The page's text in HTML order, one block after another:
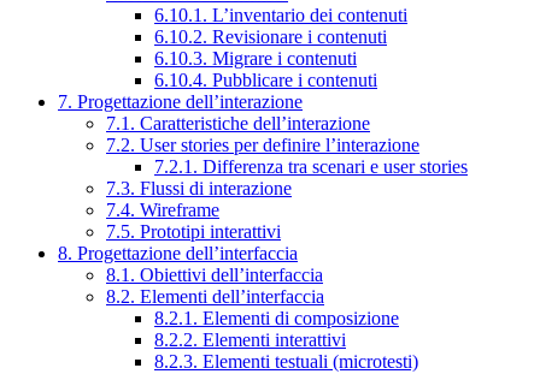
6.10.1. L’inventario dei contenuti
6.10.2. Revisionare i contenuti
6.10.3. Migrare i contenuti
6.10.4. Pubblicare i contenuti
7. Progettazione dell’interazione
7.1. Caratteristiche dell’interazione
7.2. User stories per definire l’interazione
7.2.1. Differenza tra scenari e user stories
7.3. Flussi di interazione
7.4. Wireframe
7.5. Prototipi interattivi
8. Progettazione dell’interfaccia
8.1. Obiettivi dell’interfaccia
8.2. Elementi dell’interfaccia
8.2.1. Elementi di composizione
8.2.2. Elementi interattivi
8.2.3. Elementi testuali (microtesti)